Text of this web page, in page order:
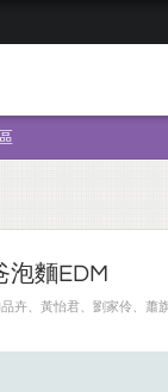
泡麵EDM
卉、黃怡君、劉家伶、